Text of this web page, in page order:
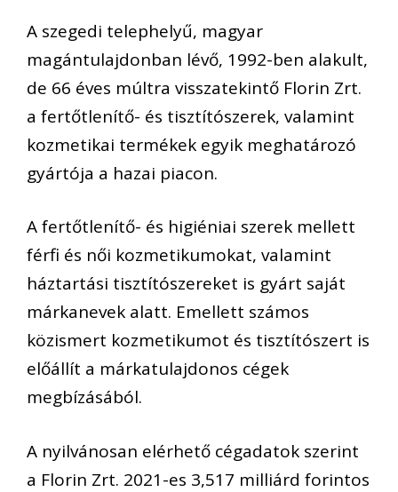
A szegedi telephelyű, magyar
magántulajdonban lévő, 1992-ben alakult,
de 66 éves múltra visszatekintő Florin Zrt.
a fertőtlenítő- és tisztítószerek, valamint
kozmetikai termékek egyik meghatározó
gyártója a hazai piacon.
A fertőtlenítő- és higiéniai szerek mellett
férfi és női kozmetikumokat, valamint
háztartási tisztítószereket is gyárt saját
márkanevek alatt. Emellett számos
közismert kozmetikumot és tisztítószert is
előállít a márkatulajdonos cégek
megbízásából.
A nyilvánosan elérhető cégadatok szerint
a Florin Zrt. 2021-es 3,517 milliárd forintos